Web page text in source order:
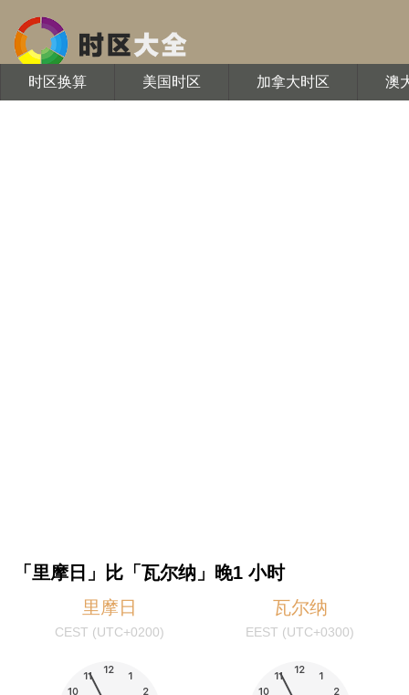
时区换算 美国时区 加拿大时区 澳
「里摩日」比「瓦尔纳」晚1 小时
里摩日
CEST (UTC+0200)
瓦尔纳
EEST (UTC+0300)